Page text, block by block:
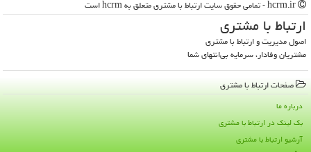
ارتباط با مشتری
اصول مدیریت و ارتباط با مشتری
مشتریان وفادار، سرمایه بی‌انتهای شما
صفحات ارتباط با مشتری
درباره ما
بک لینک در ارتباط با مشتری
آرشیو ارتباط با مشتری